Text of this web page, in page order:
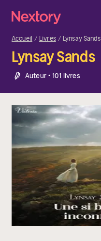
Accueil Livres Lynsay Sands
Lynsay Sands
Auteur • 101 livres